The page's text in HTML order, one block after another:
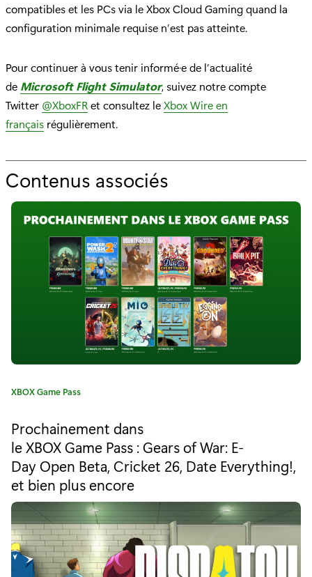
compatibles et les PCs via le Xbox Cloud Gaming quand la
configuration minimale requise n’est pas atteinte.
Pour continuer à vous tenir informé·e de l’actualité
de Microsoft Flight Simulator, suivez notre compte
Twitter @XboxFRet consultez leXbox Wire en
français régulièrement.
Contenus associés
o
u
r
"
M
i
c
o
f
t
F
l
C
t
é
g
o
i
e
:
XBOX Game Pass
Prochainement dans
le XBOX Game Pass : Gears of War: E-
Day Open Beta, Cricket 26, Date Everything!,
et bien plus encore